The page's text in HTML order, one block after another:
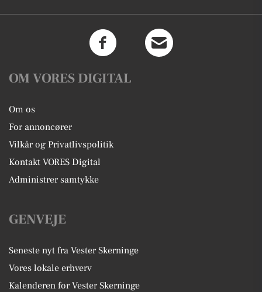
OM VORES DIGITAL
Om os
For annoncører
Vilkår og Privatlivspolitik
Kontakt VORES Digital
Administrer samtykke
GENVEJE
Seneste nyt fra Vester Skerninge
Vores lokale erhverv
Kalenderen for Vester Skerninge